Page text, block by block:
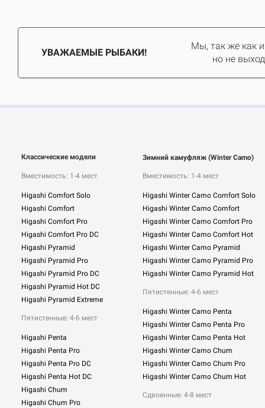
УВАЖАЕМЫЕ РЫБАКИ!
Мы, так же как
но не
Классические модели
Вместимость: 1-4 мест
Higashi Comfort Solo
Higashi Comfort
Higashi Comfort Pro
Higashi Comfort Pro DC
Higashi Pyramid
Higashi Pyramid Pro
Higashi Pyramid Pro DC
Higashi Pyramid Hot DC
Higashi Pyramid Extreme
Пятистенные: 4-6 мест
Higashi Penta
Higashi Penta Pro
Higashi Penta Pro DC
Higashi Penta Hot DC
Higashi Chum
Higashi Chum Pro
Зимний камуфляж (Winter Camo)
Вместимость: 1-4 мест
Higashi Winter Camo Comfort Solo
Higashi Winter Camo Comfort
Higashi Winter Camo Comfort Pro
Higashi Winter Camo Comfort Hot
Higashi Winter Camo Pyramid
Higashi Winter Camo Pyramid Pro
Higashi Winter Camo Pyramid Hot
Пятистенные: 4-6 мест
Higashi Winter Camo Penta
Higashi Winter Camo Penta Pro
Higashi Winter Camo Penta Hot
Higashi Winter Camo Chum
Higashi Winter Camo Chum Pro
Higashi Winter Camo Chum Hot
Сдвоенные: 4-8 мест